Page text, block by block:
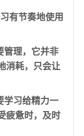
有节奏地使用
管理，它并非
消耗，只会让
学习给精力一
疲惫时，及时